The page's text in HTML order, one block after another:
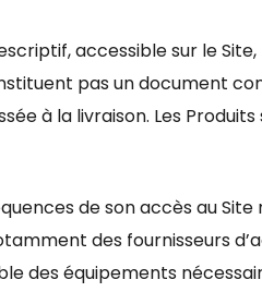
accessible sur le
pas un document
à la livraison. Les
de son accès au
des fournisseurs
des équipements